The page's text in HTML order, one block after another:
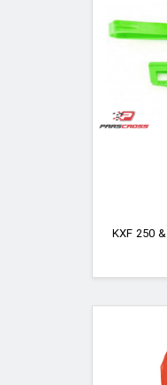
کیت گاید و شلاقی زنجیر KXF 250 &